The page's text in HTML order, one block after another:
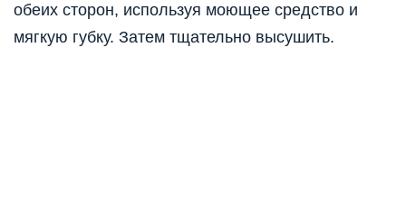
обеих сторон, используя моющее средство и
мягкую губку. Затем тщательно высушить.